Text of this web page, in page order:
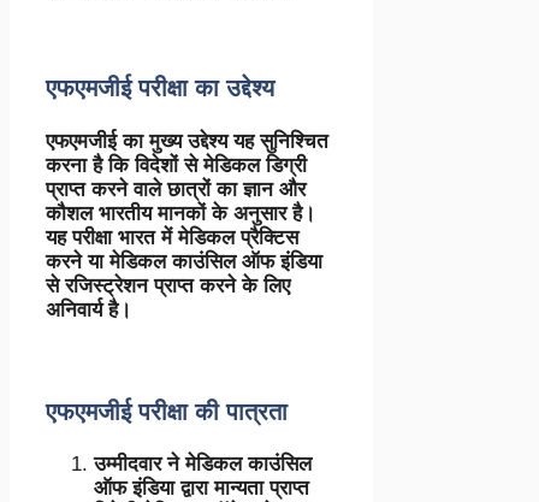
एफएमजीई परीक्षा का उद्देश्य
एफएमजीई का मुख्य उद्देश्य यह सुनिश्चित
करना है कि विदेशों से मेडिकल डिग्री
प्राप्त करने वाले छात्रों का ज्ञान और
कौशल भारतीय मानकों के अनुसार है।
यह परीक्षा भारत में मेडिकल प्रैक्टिस
करने या मेडिकल काउंसिल ऑफ इंडिया
से रजिस्ट्रेशन प्राप्त करने के लिए
अनिवार्य है।
एफएमजीई परीक्षा की पात्रता
उम्मीदवार ने मेडिकल काउंसिल
ऑफ इंडिया द्वारा मान्यता प्राप्त